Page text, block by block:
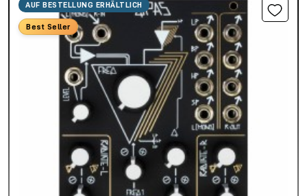
AUF BESTELLUNG ERHÄLTLICH
Best Seller